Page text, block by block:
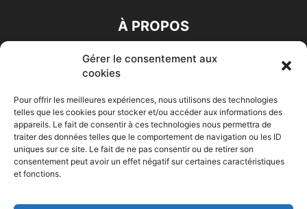
Gérer le consentement aux
cookies
Pour offrir les meilleures expériences, nous utilisons des technologies
telles que les cookies pour stocker et/ou accéder aux informations des
appareils. Le fait de consentir à ces technologies nous permettra de
traiter des données telles que le comportement de navigation ou les ID
uniques sur ce site. Le fait de ne pas consentir ou de retirer son
consentement peut avoir un effet négatif sur certaines caractéristiques
et fonctions.
À PROPOS
SUIVEZ NOUS
Accueil Economie Entreprises Entrepreneur Afrique